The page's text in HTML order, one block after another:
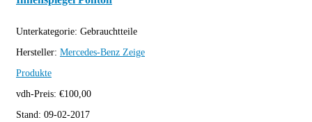
Unterkategorie: Gebrauchtteile
Hersteller: Mercedes-Benz Zeige
Produkte
vdh-Preis: €100,00
Stand: 09-02-2017